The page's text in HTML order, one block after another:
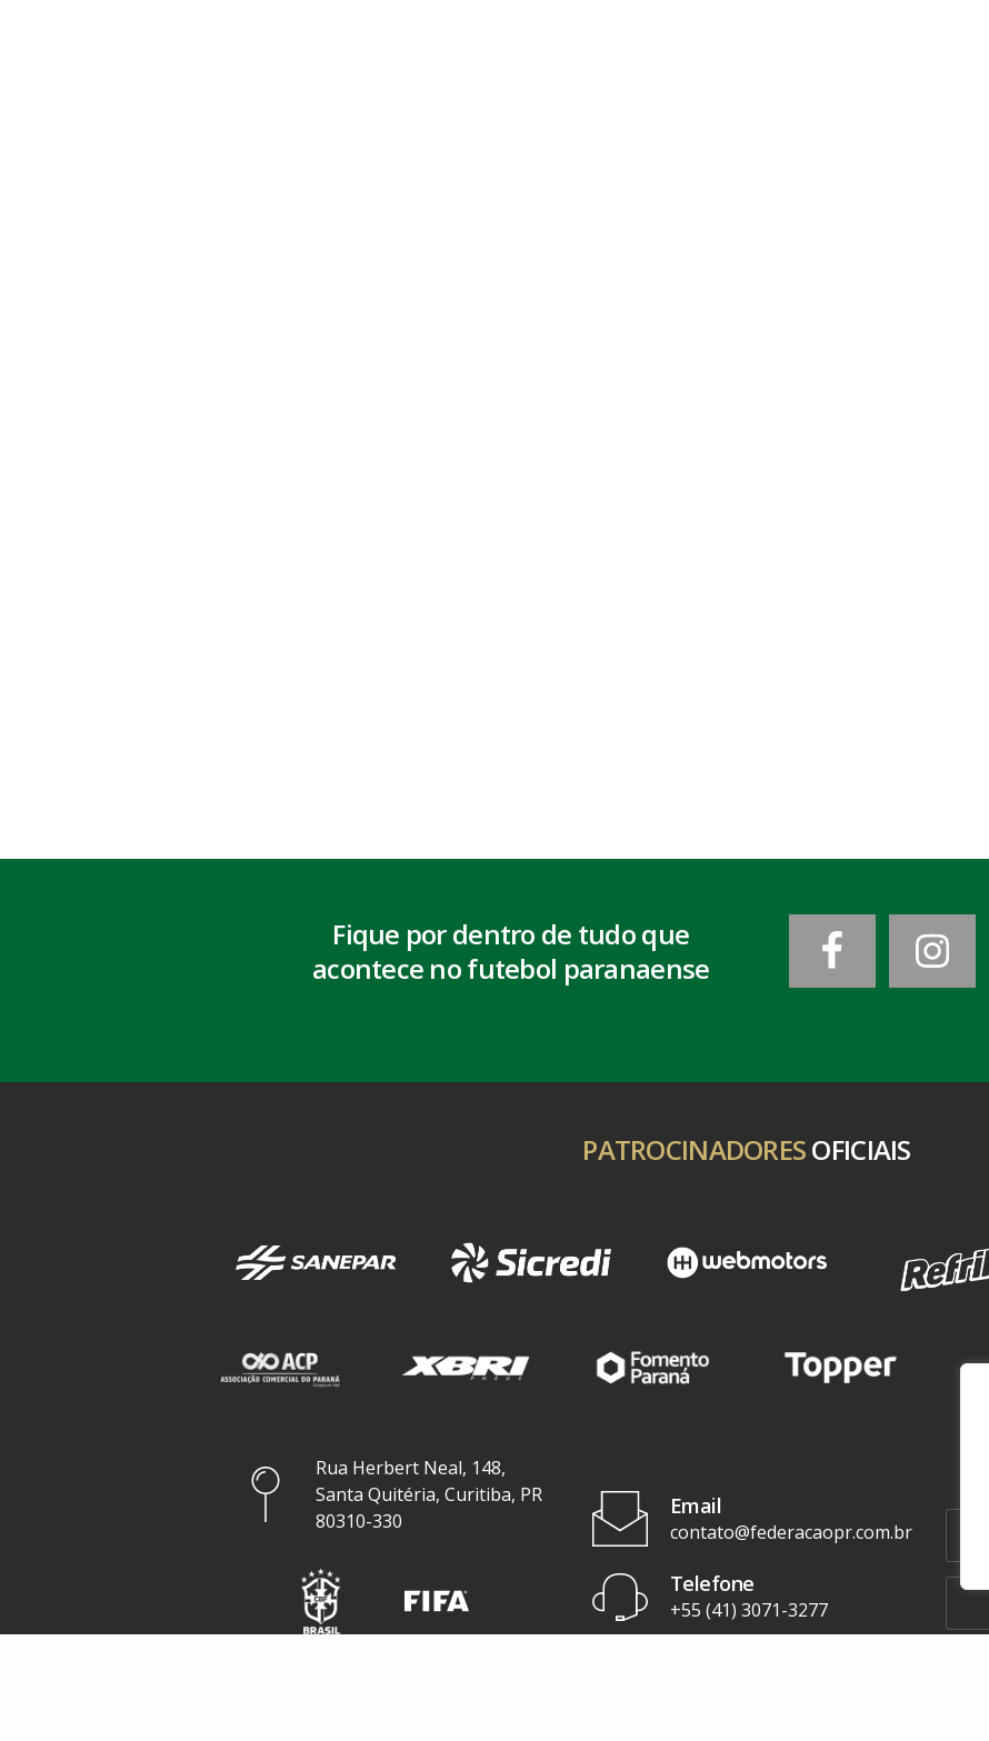
Fique por dentro de tudo que
acontece no futebol paranaense
PATROCINADORESOFICIAIS
Rua Herbert Neal, 148,
Santa Quitéria, Curitiba, PR
80310-330
Email
contato@federacaopr.com.br
Telefone
+55 (41) 3071-3277